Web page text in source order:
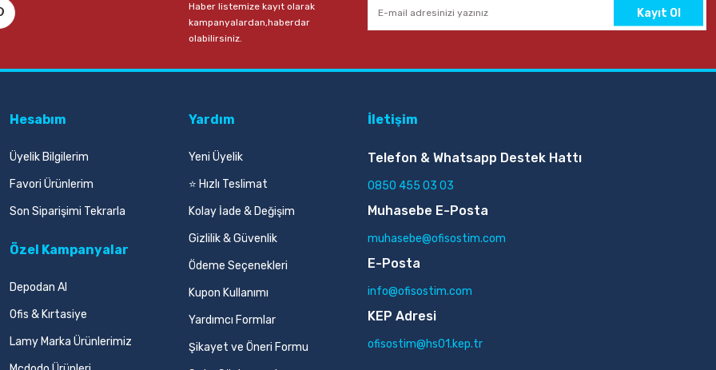
Haber listemize kayıt olarak
kampanyalardan,haberdar
olabilirsiniz.
Kayıt Ol
Hesabım
Üyelik Bilgilerim
Favori Ürünlerim
Son Siparişimi Tekrarla
Özel Kampanyalar
Depodan Al
Ofis & Kırtasiye
Lamy Marka Ürünlerimiz
Yardım
Yeni Üyelik
⭐ Hızlı Teslimat
Kolay İade & Değişim
Gizlilik & Güvenlik
Ödeme Seçenekleri
Kupon Kullanımı
Yardımcı Formlar
Şikayet ve Öneri Formu
İletişim
Telefon & Whatsapp Destek Hattı
0850 455 03 03
Muhasebe E-Posta
muhasebe@ofisostim.com
E-Posta
info@ofisostim.com
KEP Adresi
ofisostim@hs01.kep.tr